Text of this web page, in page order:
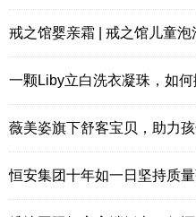
戒之馆婴亲霜 | 戒之馆儿童
一颗Liby立白洗衣凝珠，如
薇美姿旗下舒客宝贝，助力
恒安集团十年如一日坚持质